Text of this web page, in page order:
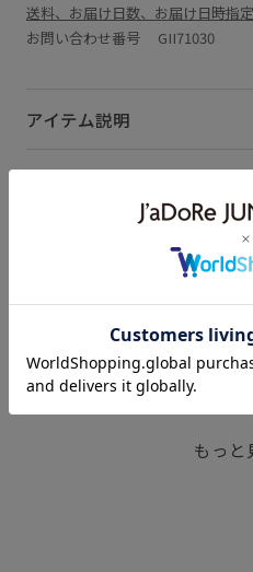
送料、お届け日数、お届け日時指
お問い合わせ番号 GII71030
アイテム説明
ペットグッズ レイヤード
もっと